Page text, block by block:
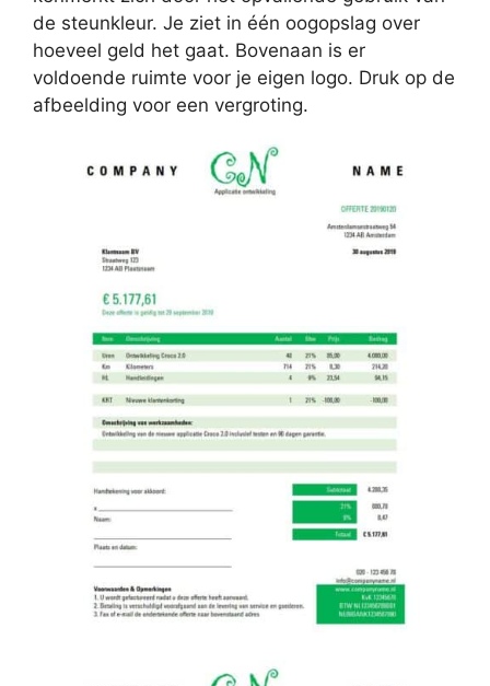
de steunkleur. Je ziet in één oogopslag over
hoeveel geld het gaat. Bovenaan is er
voldoende ruimte voor je eigen logo. Druk op de
afbeelding voor een vergroting.